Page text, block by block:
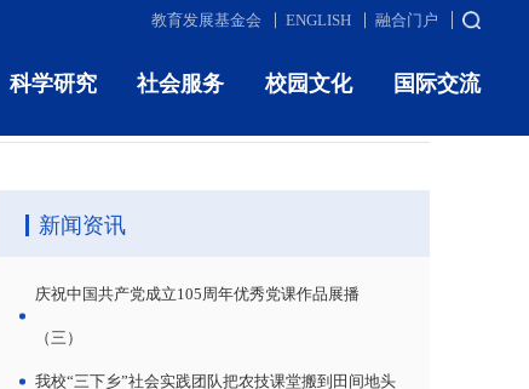
教育发展基金会 ENGLISH 融合门户
科学研究 社会服务 校园文化 国际交流
新闻资讯
庆祝中国共产党成立105周年优秀党课作品展播
（三）
我校“三下乡”社会实践团队把农技课堂搬到田间地头